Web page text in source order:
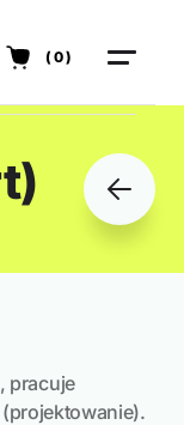
(0)
pracuje